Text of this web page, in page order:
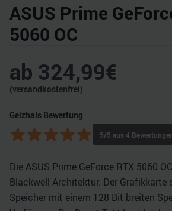
ASUS Prime
5060 OC
ab 324,99€
(versandkostenfrei)
Geizhals Bewertung
5/5 aus4
Die ASUS Prime GeForce RTX 5060
Blackwell Architektur. Der Grafikkarte
Speicher mit einem 128 Bit breiten